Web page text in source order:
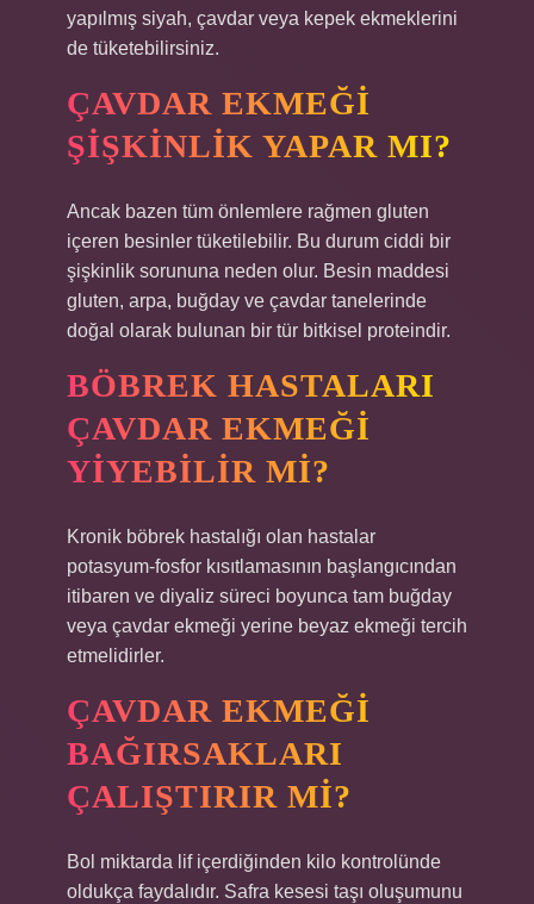
yapılmış siyah, çavdar veya kepek ekmeklerini
de tüketebilirsiniz.
ÇAVDAR EKMEĞI
ŞIŞKINLIK YAPAR MI?
Ancak bazen tüm önlemlere rağmen gluten
içeren besinler tüketilebilir. Bu durum ciddi bir
şişkinlik sorununa neden olur. Besin maddesi
gluten, arpa, buğday ve çavdar tanelerinde
doğal olarak bulunan bir tür bitkisel proteindir.
BÖBREK HASTALARI
ÇAVDAR EKMEĞI
YIYEBILIR MI?
Kronik böbrek hastalığı olan hastalar
potasyum-fosfor kısıtlamasının başlangıcından
itibaren ve diyaliz süreci boyunca tam buğday
veya çavdar ekmeği yerine beyaz ekmeği tercih
etmelidirler.
ÇAVDAR EKMEĞI
BAĞIRSAKLARI
ÇALIŞTIRIR MI?
Bol miktarda lif içerdiğinden kilo kontrolünde
oldukça faydalıdır. Safra kesesi taşı oluşumunu